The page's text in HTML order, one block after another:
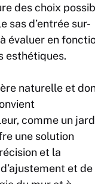
des choix
sas d’entrée sur-
évaluer en
esthétiques.
naturelle et
comme un
une solution
et la
et de